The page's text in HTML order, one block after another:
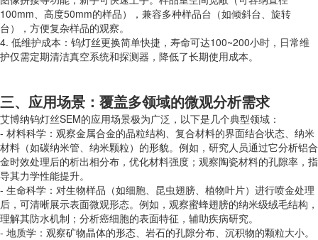
100mm、高度50mm的样品），兼容多种样品台（如倾斜台、旋转
台），方便复杂样品的观察。
4. 低维护成本：钨灯丝更换简单快捷，寿命可达100~200小时，日常维
护仅需定期清洁真空系统和探测器，降低了长期使用成本。
三、应用场景：覆盖多领域的微观分析需求
艾博纳钨灯丝SEM的应用场景极为广泛，以下是几个典型领域：
- 材料科学：观察金属合金的晶粒结构、复合材料的界面结合状态、纳米
材料（如碳纳米管、纳米颗粒）的形貌。例如，研究人员通过它分析铝合
金时效处理后的析出相分布，优化材料强度；观察陶瓷材料的孔隙率，指
导其力学性能提升。
- 生命科学：对生物样品（如细胞、昆虫翅膀、植物叶片）进行喷金处理
后，可清晰展示表面微观形态。例如，观察蜜蜂翅膀的纳米级绒毛结构，
理解其防水机制；分析癌细胞的表面特征，辅助疾病研究。
- 地质学：观察矿物晶体的形态、岩石的孔隙分布、沉积物的颗粒大小。